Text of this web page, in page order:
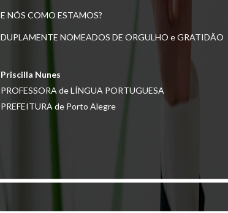
E NÓS COMO ESTAMOS?
DUPLAMENTE NOMEADOS DE ORGULHO e GRATIDÃO
Priscilla Nunes
PROFESSORA de LÍNGUA PORTUGUESA
PREFEITURA de Porto Alegre